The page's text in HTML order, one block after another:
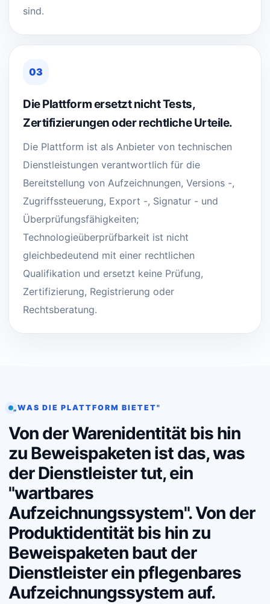
sind.
03
Die Plattform ersetzt nicht Tests,
Zertifizierungen oder rechtliche Urteile.
Die Plattform ist als Anbieter von technischen
Dienstleistungen verantwortlich für die
Bereitstellung von Aufzeichnungen, Versions -,
Zugriffssteuerung, Export -, Signatur - und
Überprüfungsfähigkeiten;
Technologieüberprüfbarkeit ist nicht
gleichbedeutend mit einer rechtlichen
Qualifikation und ersetzt keine Prüfung,
Zertifizierung, Registrierung oder
Rechtsberatung.
„WAS DIE PLATTFORM BIETET"
Von der Warenidentität bis hin
zu Beweispaketen ist das, was
der Dienstleister tut, ein
"wartbares
Aufzeichnungssystem". Von der
Produktidentität bis hin zu
Beweispaketen baut der
Dienstleister ein pflegenbares
Aufzeichnungssystem auf.